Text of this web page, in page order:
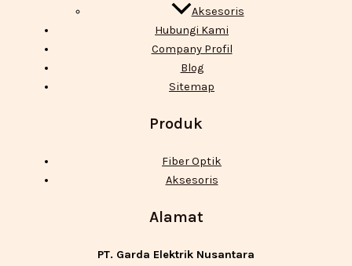
Aksesoris
Hubungi Kami
Company Profil
Blog
Sitemap
Produk
Fiber Optik
Aksesoris
Alamat
PT. Garda Elektrik Nusantara